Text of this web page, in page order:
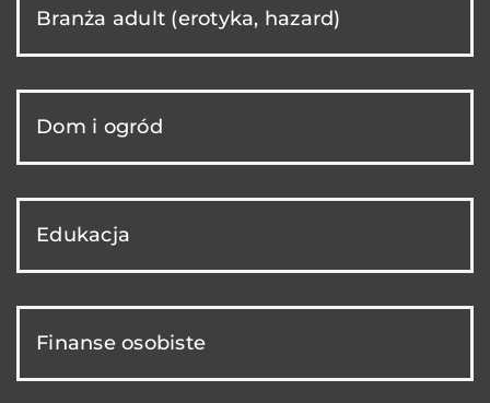
Branża adult (erotyka, hazard)
Dom i ogród
Edukacja
Finanse osobiste